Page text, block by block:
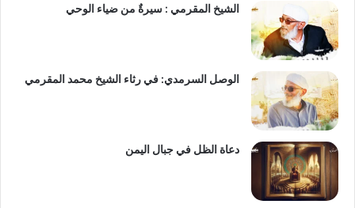
الشيخ المقرمي : سيرةٌ من ضياء الوحي
الوصل السرمدي: في رثاء الشيخ محمد المقرمي
دعاة الظل في جبال اليمن